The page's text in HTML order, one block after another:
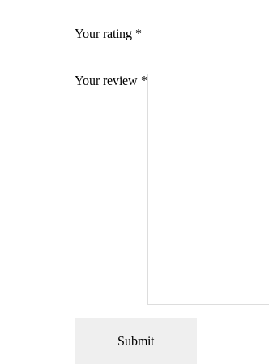
Your rating *
Your review *